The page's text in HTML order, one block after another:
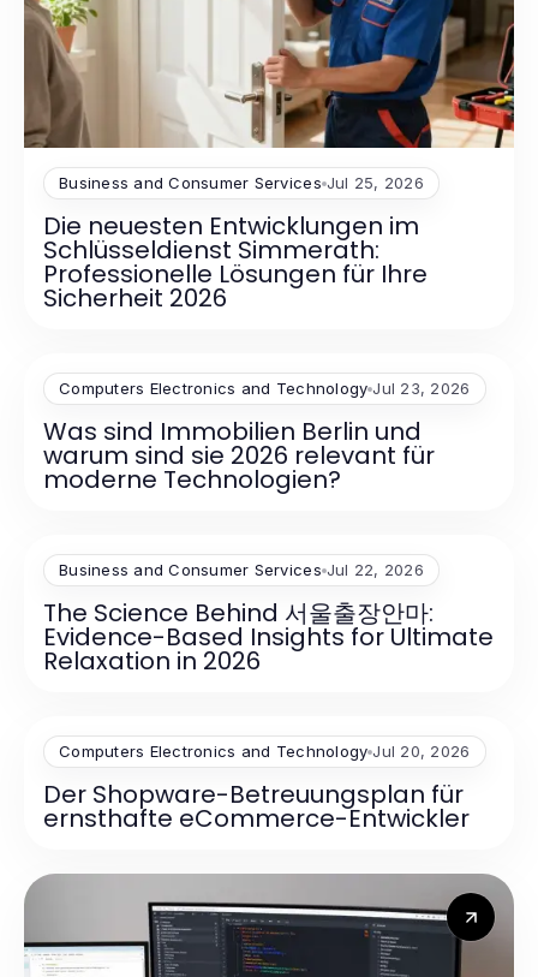
Business and Consumer Services Jul 25, 2026
Die neuesten Entwicklungen im
Schlüsseldienst Simmerath:
Professionelle Lösungen für Ihre
Sicherheit 2026
Computers Electronics and Technology Jul 23, 2026
Was sind Immobilien Berlin und
warum sind sie 2026 relevant für
moderne Technologien?
Business and Consumer Services Jul 22, 2026
The Science Behind 서울출장안마:
Evidence-Based Insights for Ultimate
Relaxation in 2026
Computers Electronics and Technology Jul 20, 2026
Der Shopware-Betreuungsplan für
ernsthafte eCommerce-Entwickler